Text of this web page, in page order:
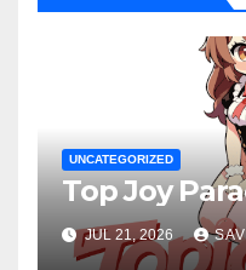
UNCATEGORIZED
Top Joy
JUL 21, 2026